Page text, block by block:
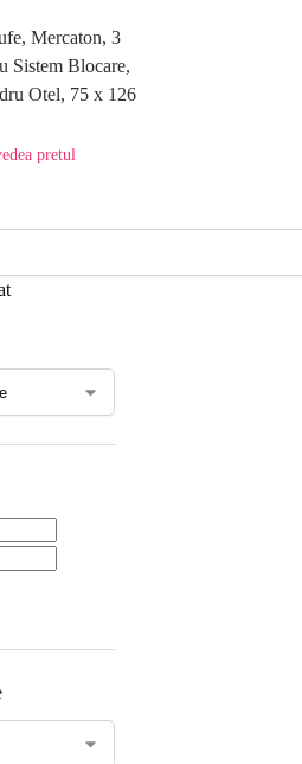
Mercaton, 3
Sistem Blocare,
Otel, 75 x 126
pretul